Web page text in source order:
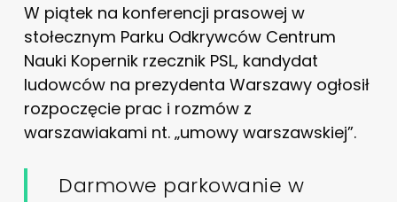
W piątek na konferencji prasowej w
stołecznym Parku Odkrywców Centrum
Nauki Kopernik rzecznik PSL, kandydat
ludowców na prezydenta Warszawy ogłosił
rozpoczęcie prac i rozmów z
warszawiakami nt. „umowy warszawskiej”.
Darmowe parkowanie w